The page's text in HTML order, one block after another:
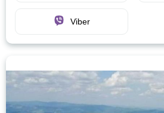
Viber